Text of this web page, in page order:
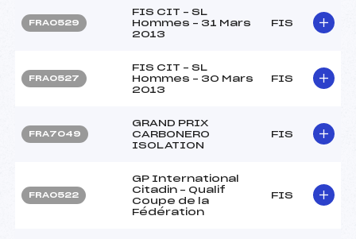
FRA0529
FIS CIT – SL
Hommes – 31 Mars
2013
FIS
FRA0527
FIS CIT – SL
Hommes – 30 Mars
2013
FIS
FRA7049
GRAND PRIX
CARBONERO
ISOLATION
FIS
FRA0522
GP International
Citadin – Qualif
Coupe de la
Fédération
FIS